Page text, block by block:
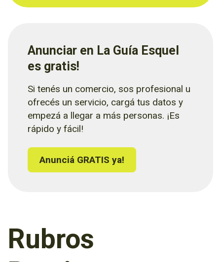
Anunciar en La Guía Esquel
es gratis!
Si tenés un comercio, sos profesional u
ofrecés un servicio, cargá tus datos y
empezá a llegar a más personas. ¡Es
rápido y fácil!
Anunciá GRATIS ya!
Rubros